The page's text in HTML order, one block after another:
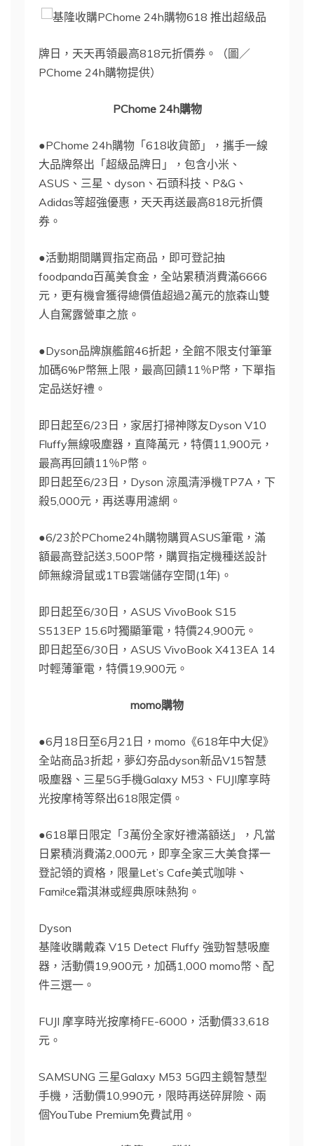
PChome 24h購物618 推出超級品
牌日，天天再領最高818元折價券。（圖／
PChome 24h購物提供）
PChome 24h購物
●PChome 24h購物「618收貨節」，攜手一線
大品牌祭出「超級品牌日」，包含小米、
ASUS、三星、dyson、石頭科技、P&G、
Adidas等超強優惠，天天再送最高818元折價
券。
●活動期間購買指定商品，即可登記抽
foodpanda百萬美食金，全站累積消費滿6666
元，更有機會獲得總價值超過2萬元的旅森山雙
人自駕露營車之旅。
●Dyson品牌旗艦館46折起，全館不限支付筆筆
加碼6%P幣無上限，最高回饋11％P幣，下單指
定品送好禮。
即日起至6/23日，家居打掃神隊友Dyson V10
Fluffy無線吸塵器，直降萬元，特價11,900元，
最高再回饋11％P幣。
即日起至6/23日，Dyson 涼風清淨機TP7A，下
殺5,000元，再送專用濾網。
●6/23於PChome24h購物購買ASUS筆電，滿
額最高登記送3,500P幣，購買指定機種送設計
師無線滑鼠或1TB雲端儲存空間(1年)。
即日起至6/30日，ASUS VivoBook S15
S513EP 15.6吋獨顯筆電，特價24,900元。
即日起至6/30日，ASUS VivoBook X413EA 14
吋輕薄筆電，特價19,900元。
momo購物
●6月18日至6月21日，momo《618年中大促》
全站商品3折起，夢幻夯品dyson新品V15智慧
吸塵器、三星5G手機Galaxy M53、FUJI摩享時
光按摩椅等祭出618限定價。
●618單日限定「3萬份全家好禮滿額送」，凡當
日累積消費滿2,000元，即享全家三大美食擇一
登記領的資格，限量Let’s Cafe美式咖啡、
Fami!ce霜淇淋或經典原味熱狗。
Dyson
基隆收購戴森 V15 Detect Fluffy 強勁智慧吸塵
器，活動價19,900元，加碼1,000 momo幣、配
件三選一。
FUJI 摩享時光按摩椅FE-6000，活動價33,618
元。
SAMSUNG 三星Galaxy M53 5G四主鏡智慧型
手機，活動價10,990元，限時再送碎屏險、兩
個YouTube Premium免費試用。